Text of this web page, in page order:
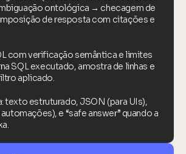
ontológica → checagem de
de resposta com citações e
com verificação semântica e limites
SQL executado, amostra de linhas e
aplicado.
texto estruturado, JSON (para UIs),
e “safe answer” quando a